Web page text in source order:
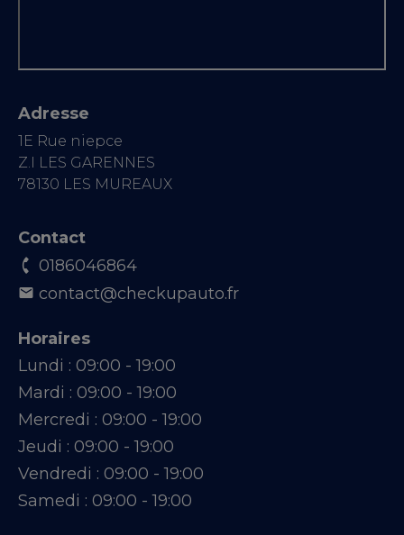
Adresse
1E Rue niepce
Z.I LES GARENNES
78130 LES MUREAUX
Contact
0186046864
contact@checkupauto.fr
Horaires
Lundi : 09:00 - 19:00
Mardi : 09:00 - 19:00
Mercredi : 09:00 - 19:00
Jeudi : 09:00 - 19:00
Vendredi : 09:00 - 19:00
Samedi : 09:00 - 19:00